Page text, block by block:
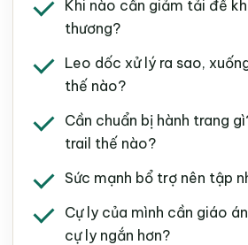
Khi nào cần giảm tải để
thương?
Leo dốc xử lý ra sao,
thế nào?
Cần chuẩn bị hành trang
trail thế nào?
Sức mạnh bổ trợ nên tập
Cự ly của mình cần giáo
cự ly ngắn hơn?